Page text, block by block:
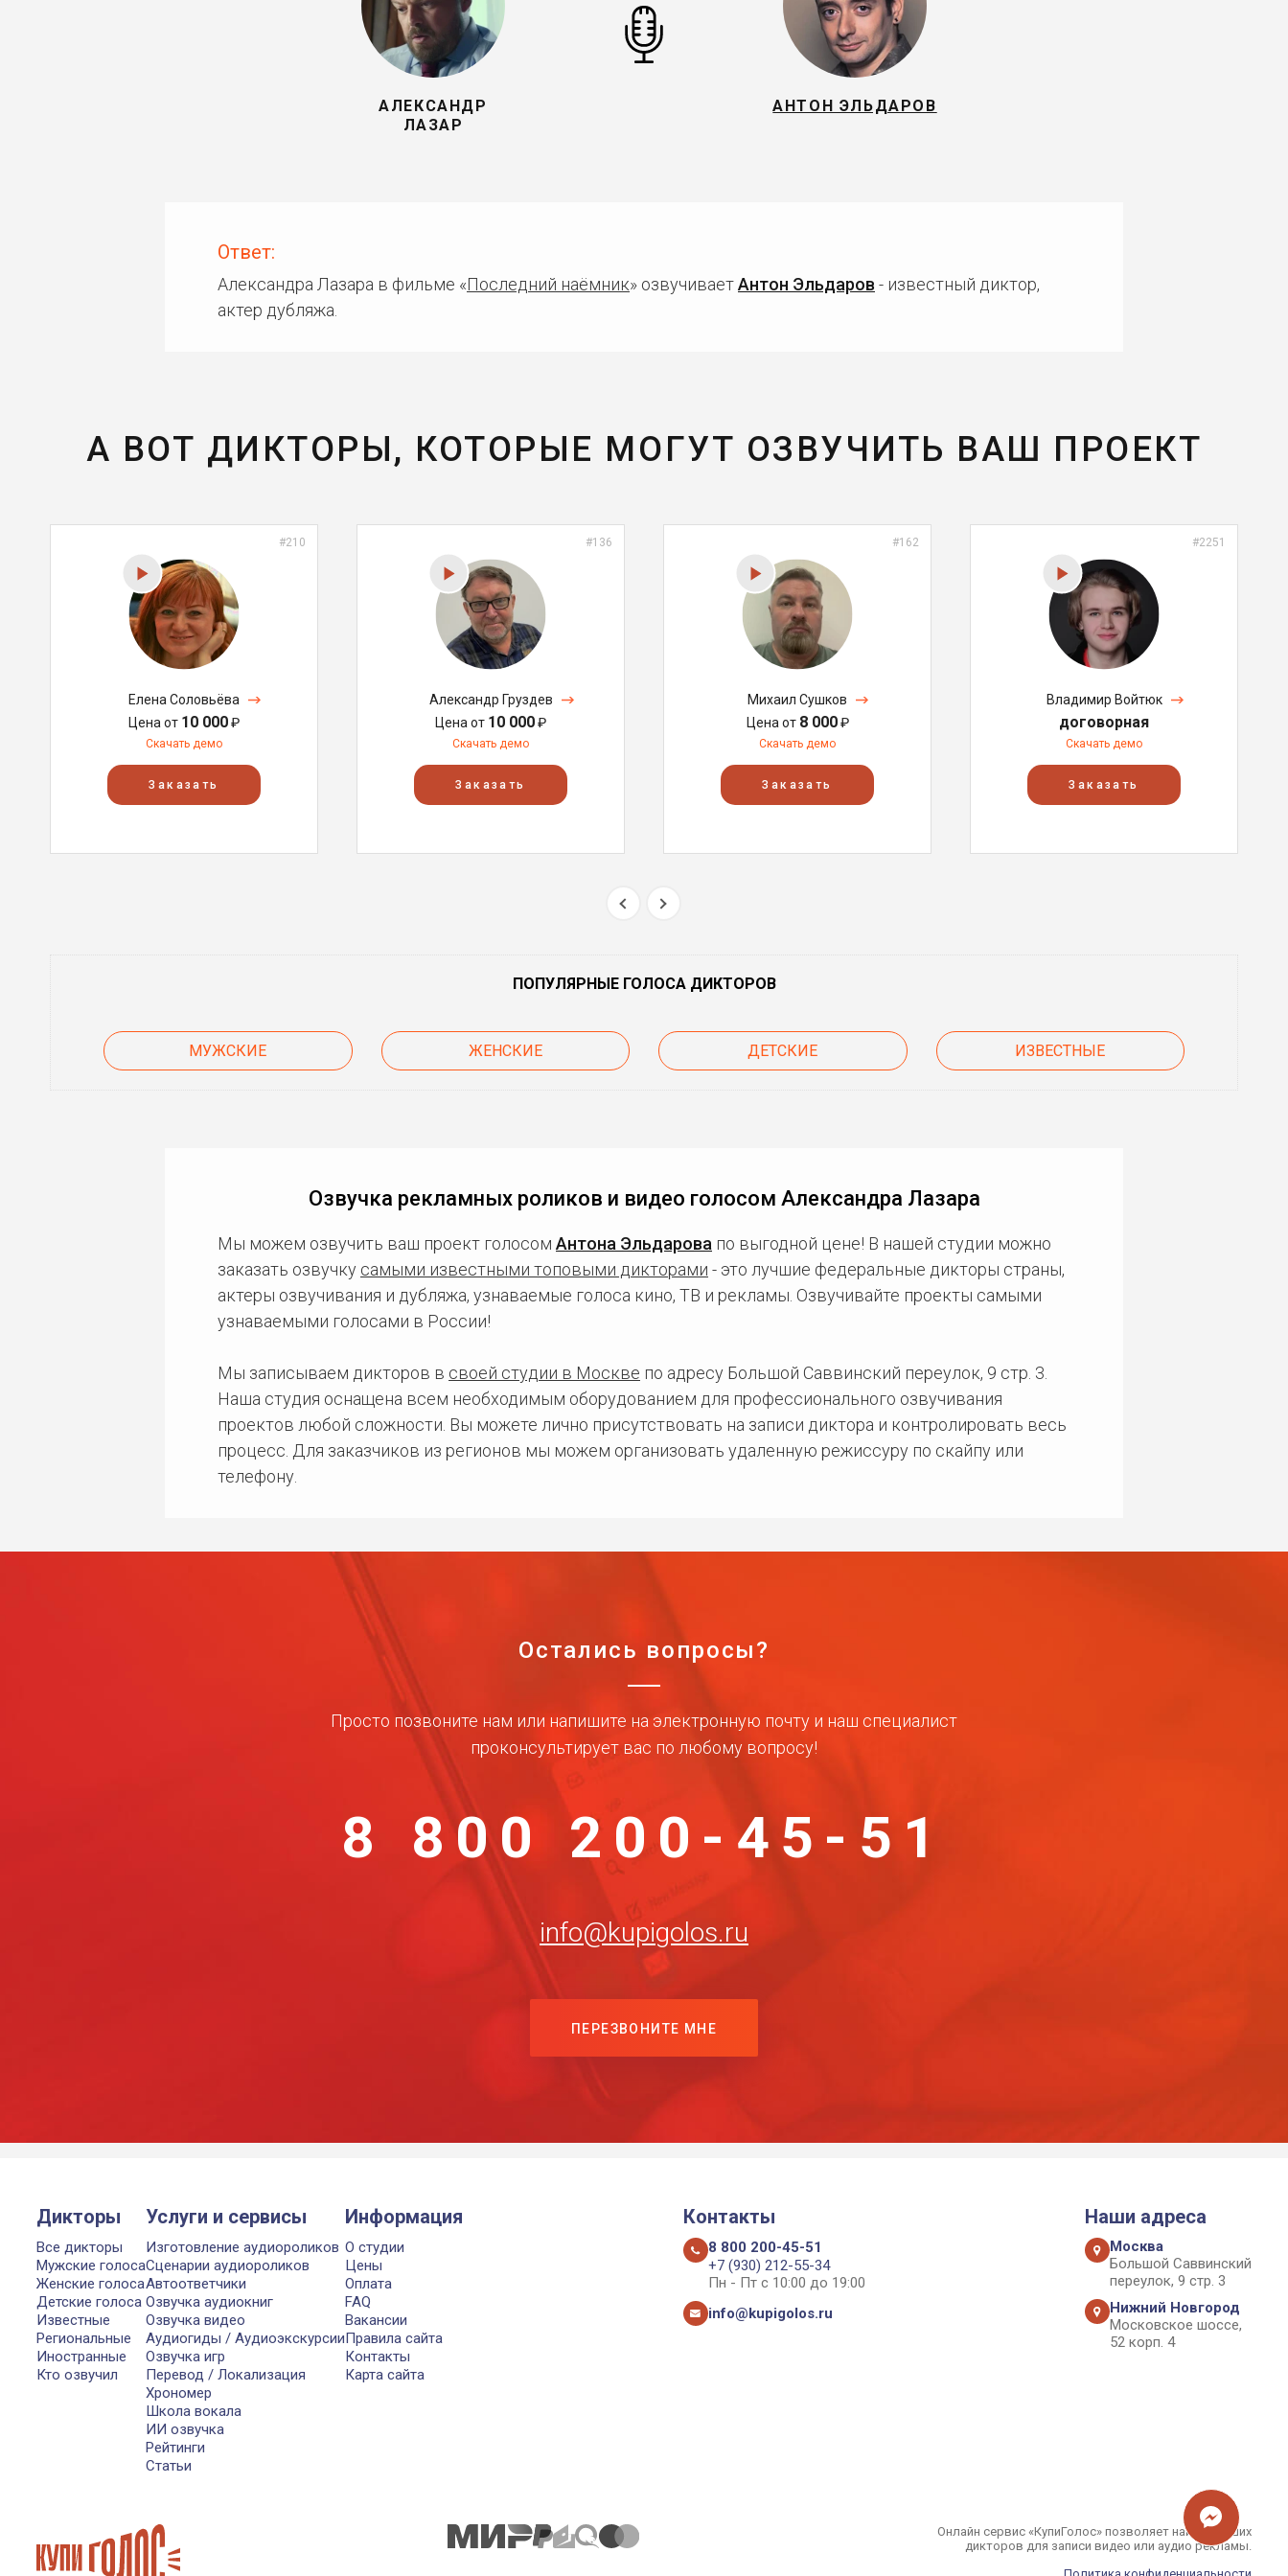
АЛЕКСАНДР
ЛАЗАР
АНТОН ЭЛЬДАРОВ
Ответ:
Александра Лазара в фильме «Последний наёмник» озвучиваетАнтон Эльдаров - известный диктор,
актер дубляжа.
А ВОТ ДИКТОРЫ, КОТОРЫЕ МОГУТ ОЗВУЧИТЬ ВАШ ПРОЕКТ
#210
Елена Соловьёва
Цена от 10 000₽
Скачать демо
Заказать
#136
Александр Груздев
Цена от 10 000₽
Скачать демо
Заказать
#162
Михаил Сушков
Цена от 8 000₽
Скачать демо
Заказать
#2251
Владимир Войтюк
договорная
Скачать демо
Заказать
ПОПУЛЯРНЫЕ ГОЛОСА ДИКТОРОВ
МУЖСКИЕ ЖЕНСКИЕ ДЕТСКИЕ ИЗВЕСТНЫЕ
Озвучка рекламных роликов и видео голосом Александра Лазара
Мы можем озвучить ваш проект голосом Антона Эльдарова по выгодной цене! В нашей студии можно
заказать озвучку самыми известными топовыми дикторами - это лучшие федеральные дикторы страны,
актеры озвучивания и дубляжа, узнаваемые голоса кино, ТВ и рекламы. Озвучивайте проекты самыми
узнаваемыми голосами в России!
Мы записываем дикторов в своей студии в Москве по адресу Большой Саввинский переулок, 9 стр. 3.
Наша студия оснащена всем необходимым оборудованием для профессионального озвучивания
проектов любой сложности. Вы можете лично присутствовать на записи диктора и контролировать весь
процесс. Для заказчиков из регионов мы можем организовать удаленную режиссуру по скайпу или
телефону.
Остались вопросы?
Просто позвоните нам или напишите на электронную почту и наш специалист
проконсультирует вас по любому вопросу!
8 800 200-45-51
info@kupigolos.ru
ПЕРЕЗВОНИТЕ МНЕ
Дикторы
Все дикторы
Мужские голоса
Женские голоса
Детские голоса
Известные
Региональные
Иностранные
Кто озвучил
Услуги и сервисы
Изготовление аудиороликов
Сценарии аудиороликов
Автоответчики
Озвучка аудиокниг
Озвучка видео
Аудиогиды / Аудиоэкскурсии
Озвучка игр
Перевод / Локализация
Хрономер
Школа вокала
ИИ озвучка
Рейтинги
Статьи
Информация
О студии
Цены
Оплата
FAQ
Вакансии
Правила сайта
Контакты
Карта сайта
Контакты
8 800 200-45-51
+7 (930) 212-55-34
Пн - Пт с 10:00 до 19:00
info@kupigolos.ru
Наши адреса
Москва
Большой Саввинский
переулок, 9 стр. 3
Нижний Новгород
Московское шоссе,
52 корп. 4
Онлайн сервис «КупиГолос» позволяет найти лучших
дикторов для записи видео или аудио рекламы.